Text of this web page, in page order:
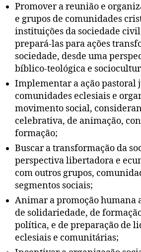
Promover a reunião e
e grupos de comunidades
instituições da sociedade
prepará-las para ações
sociedade, desde uma
bíblico-teológica e
Implementar a ação pastoral
comunidades eclesiais e
movimento social,
celebrativa, de animação,
formação;
Buscar a transformação da
perspectiva libertadora e
com outros grupos,
segmentos sociais;
Animar a promoção humana
de solidariedade, de
política, e de preparação de
eclesiais e comunitárias;